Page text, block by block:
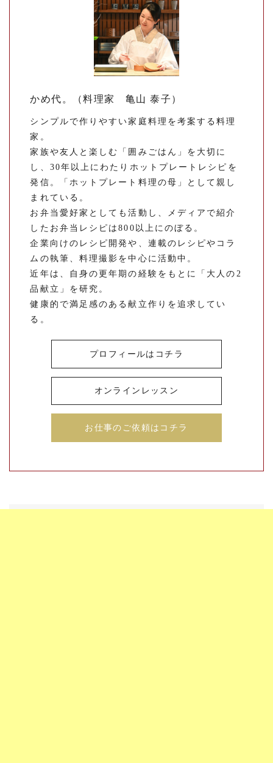
かめ代。（料理家 亀山 泰子）
シンプルで作りやすい家庭料理を考案する料理
家。
家族や友人と楽しむ「囲みごはん」を大切に
し、30年以上にわたりホットプレートレシピを
発信。「ホットプレート料理の母」として親し
まれている。
お弁当愛好家としても活動し、メディアで紹介
したお弁当レシピは800以上にのぼる。
企業向けのレシピ開発や、連載のレシピやコラ
ムの執筆、料理撮影を中心に活動中。
近年は、自身の更年期の経験をもとに「大人の2
品献立」を研究。
健康的で満足感のある献立作りを追求してい
る。
プロフィールはコチラ
オンラインレッスン
お仕事のご依頼はコチラ